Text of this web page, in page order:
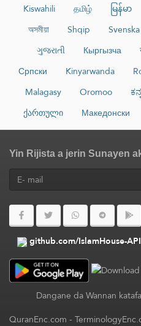
Kiswahili
தமிழ் မြန်မာ
অসমীয়া
Shqip Svenska
ગુજરાતી
Кыргызча
Српски
Kinyarwanda
Malagasy
Oromoo
ქართული
Македонски
Yin Rijista a jerin Sunayen
github.com/IslamHouse-API
Dangane da Wannan
QuranEnc.com-